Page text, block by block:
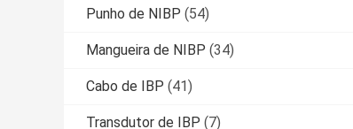
Punho de NIBP (54)
Mangueira de NIBP (34)
Cabo de IBP (41)
Transdutor de IBP (7)